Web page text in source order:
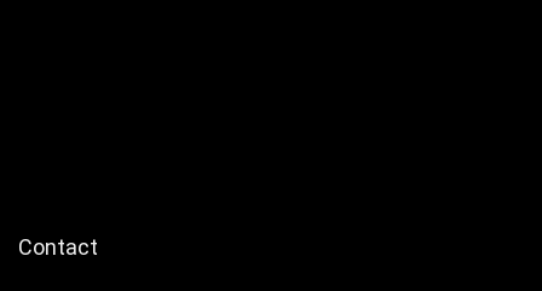
Contact